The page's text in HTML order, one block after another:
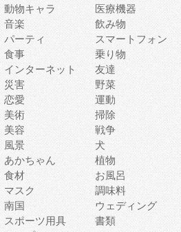
動物キャラ 医療機器
音楽 飲み物
パーティ スマートフォン
食事 乗り物
インターネット 友達
災害 野菜
恋愛 運動
美術 掃除
美容 戦争
風景 犬
あかちゃん 植物
食材 お風呂
マスク 調味料
南国 ウェディング
スポーツ用具 書類